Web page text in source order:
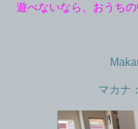
遊べないなら、おうち
マカナ